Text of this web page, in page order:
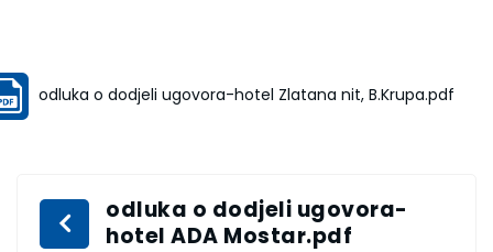
odluka o dodjeli ugovora-hotel Zlatana nit, B.Krupa.pdf
odluka o dodjeli ugovora-
hotel ADA Mostar.pdf